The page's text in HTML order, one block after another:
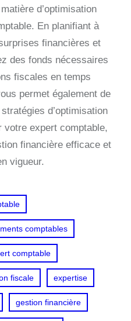
d’optimisation
En planifiant à
financières et
des fonds nécessaires
fiscales en temps
permet également de
d’optimisation
expert comptable,
financière efficace et
vigueur.
comptables
comptable
fiscale expertise
gestion financière